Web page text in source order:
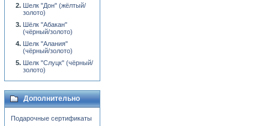
Шелк "Дон" (жёлтый/
золото)
Шёлк "Абакан"
(чёрный/золото)
Шелк "Алания"
(чёрный/золото)
Шелк "Слуцк" (чёрный/
золото)
Дополнительно
Подарочные сертификаты